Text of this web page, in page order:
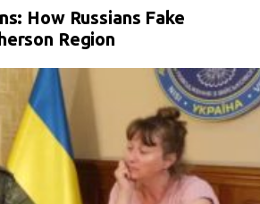
How Russians Fake
Region